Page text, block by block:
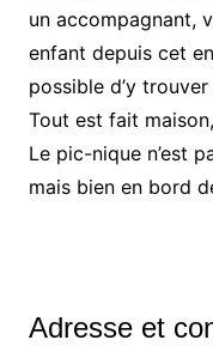
un accompagnant,
enfant depuis cet
possible d’y
Tout est fait
Le pic-nique n’est
mais bien en bord
Adresse et